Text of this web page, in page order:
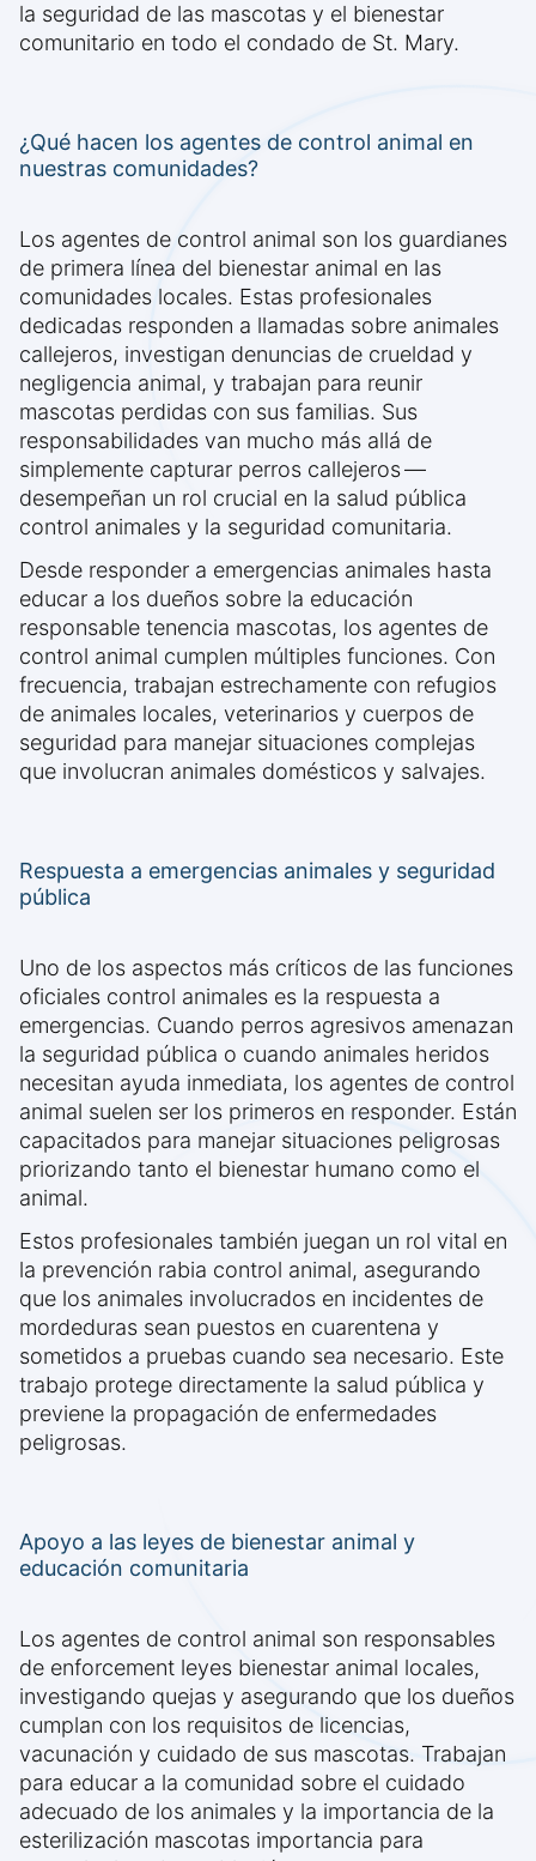
la seguridad de las mascotas y el bienestar
comunitario en todo el condado de St. Mary.
¿Qué hacen los agentes de control animal en
nuestras comunidades?
Los agentes de control animal son los guardianes
de primera línea del bienestar animal en las
comunidades locales. Estas profesionales
dedicadas responden a llamadas sobre animales
callejeros, investigan denuncias de crueldad y
negligencia animal, y trabajan para reunir
mascotas perdidas con sus familias. Sus
responsabilidades van mucho más allá de
simplemente capturar perros callejeros —
desempeñan un rol crucial en la salud pública
control animales y la seguridad comunitaria.
Desde responder a emergencias animales hasta
educar a los dueños sobre la educación
responsable tenencia mascotas, los agentes de
control animal cumplen múltiples funciones. Con
frecuencia, trabajan estrechamente con refugios
de animales locales, veterinarios y cuerpos de
seguridad para manejar situaciones complejas
que involucran animales domésticos y salvajes.
Respuesta a emergencias animales y seguridad
pública
Uno de los aspectos más críticos de las funciones
oficiales control animales es la respuesta a
emergencias. Cuando perros agresivos amenazan
la seguridad pública o cuando animales heridos
necesitan ayuda inmediata, los agentes de control
animal suelen ser los primeros en responder. Están
capacitados para manejar situaciones peligrosas
priorizando tanto el bienestar humano como el
animal.
Estos profesionales también juegan un rol vital en
la prevención rabia control animal, asegurando
que los animales involucrados en incidentes de
mordeduras sean puestos en cuarentena y
sometidos a pruebas cuando sea necesario. Este
trabajo protege directamente la salud pública y
previene la propagación de enfermedades
peligrosas.
Apoyo a las leyes de bienestar animal y
educación comunitaria
Los agentes de control animal son responsables
de enforcement leyes bienestar animal locales,
investigando quejas y asegurando que los dueños
cumplan con los requisitos de licencias,
vacunación y cuidado de sus mascotas. Trabajan
para educar a la comunidad sobre el cuidado
adecuado de los animales y la importancia de la
esterilización mascotas importancia para